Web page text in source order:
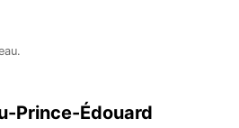
Prince-Édouard